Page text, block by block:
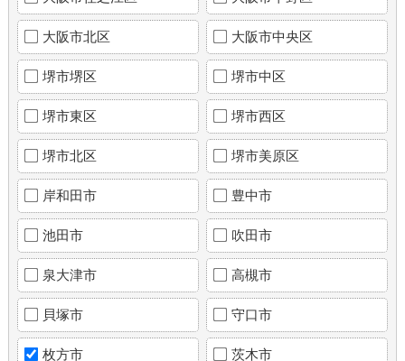
大阪市北区 大阪市中央区
堺市堺区 堺市中区
堺市東区 堺市西区
堺市北区 堺市美原区
岸和田市 豊中市
池田市 吹田市
泉大津市 高槻市
貝塚市 守口市
枚方市 茨木市